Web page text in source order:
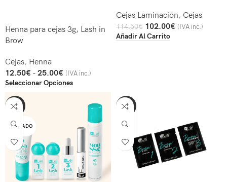
Henna para cejas 3g, Lash in
Brow
Cejas, Henna
12.50€ - 25.00€ (IVA inc.)
Seleccionar Opciones
Cejas Laminación, Cejas
114.50€ 102.00€ (IVA inc.)
Añadir Al Carrito
-8%
AGOTADO
-18%